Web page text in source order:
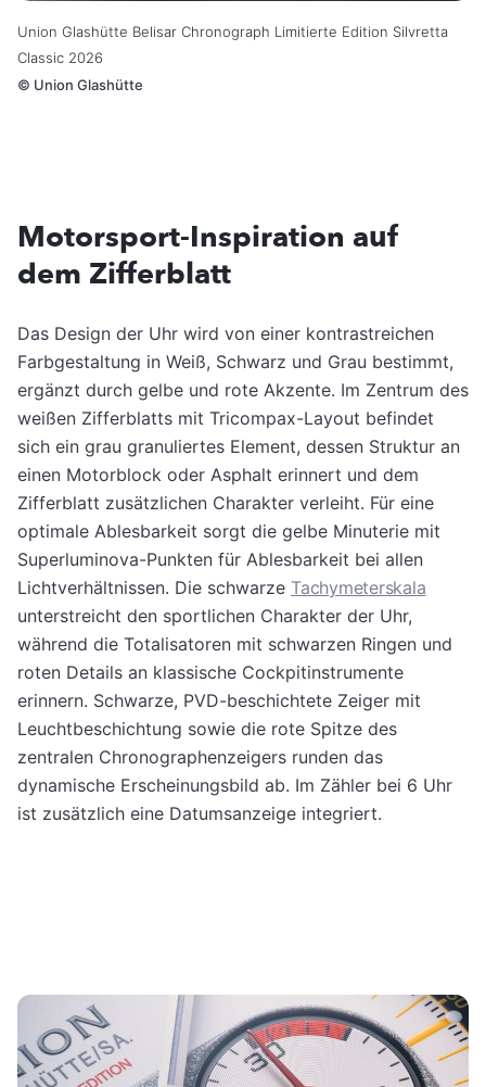
Union Glashütte Belisar Chronograph Limitierte Edition Silvretta
Classic 2026
© Union Glashütte
Motorsport-Inspiration auf
dem Zifferblatt
Das Design der Uhr wird von einer kontrastreichen
Farbgestaltung in Weiß, Schwarz und Grau bestimmt,
ergänzt durch gelbe und rote Akzente. Im Zentrum des
weißen Zifferblatts mit Tricompax-Layout befindet
sich ein grau granuliertes Element, dessen Struktur an
einen Motorblock oder Asphalt erinnert und dem
Zifferblatt zusätzlichen Charakter verleiht. Für eine
optimale Ablesbarkeit sorgt die gelbe Minuterie mit
Superluminova-Punkten für Ablesbarkeit bei allen
Lichtverhältnissen. Die schwarze Tachymeterskala
unterstreicht den sportlichen Charakter der Uhr,
während die Totalisatoren mit schwarzen Ringen und
roten Details an klassische Cockpitinstrumente
erinnern. Schwarze, PVD-beschichtete Zeiger mit
Leuchtbeschichtung sowie die rote Spitze des
zentralen Chronographenzeigers runden das
dynamische Erscheinungsbild ab. Im Zähler bei 6 Uhr
ist zusätzlich eine Datumsanzeige integriert.